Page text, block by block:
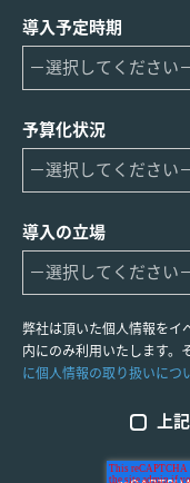
導入予定時期
予算化状況
導入の立場
弊社は頂いた個人情報をイ
内にのみ利用いたします。
に個人情報の取り扱いにつ
上